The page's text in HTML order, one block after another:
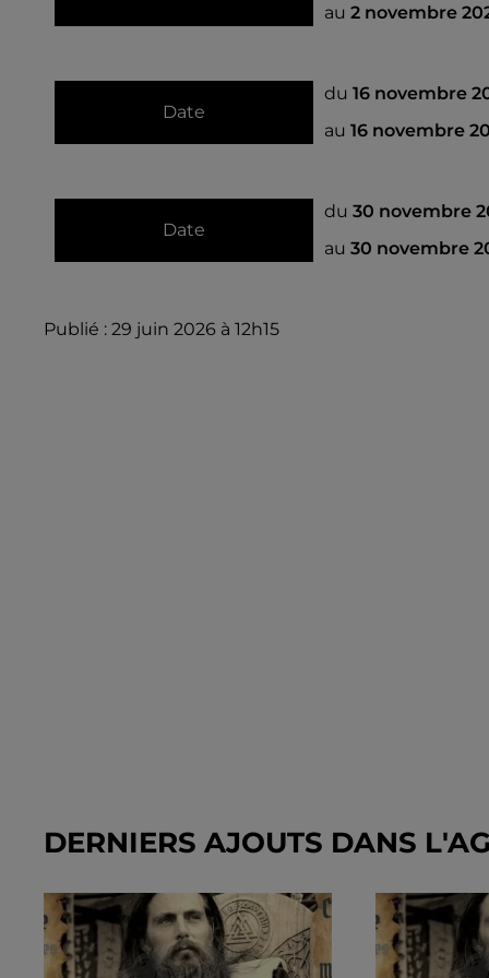
au2 novembre
Date
du16 novembre
au16 novembre
Date
du30 novembre
au30 novembre
Publié : 29 juin 2026 à 12h15
DERNIERS AJOUTS DANS